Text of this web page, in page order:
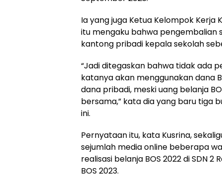
Ia yang juga Ketua Kelompok Kerja
itu mengaku bahwa pengembalian
kantong pribadi kepala sekolah
“Jadi ditegaskan bahwa tidak ada
katanya akan menggunakan dana
dana pribadi, meski uang belanja
bersama,” kata dia yang baru tiga
ini.
Pernyataan itu, kata Kusrina,
sejumlah media online beberapa
realisasi belanja BOS 2022 di SDN
BOS 2023.